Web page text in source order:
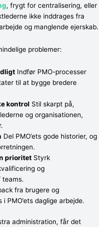
, frygt for centralisering, eller
ikke inddrages fra
og manglende ejerskab.
problemer:
Indfør PMO-processer
til at bygge bredere
kontrol Stil skarpt på,
og organisationen,
Del PMO’ets gode historier, og
prioritet Styrk
og
fra brugere og
PMO’ets daglige arbejde.
administration, får det